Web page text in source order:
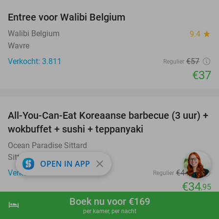
shopping_cart Boek nu
hotel Boek nu voor €169
per kamer, per nacht
Entree voor Walibi Belgium
Walibi Belgium 9.4 star
Wavre
Verkocht: 3.811
Regulier €57
€37
21%
All-You-Can-Eat Koreaanse barbecue (3 uur) +
wokbuffet + sushi + teppanyaki
Ocean Paradise Sittard
Sittard
Verkocht: 301
Regulier €44,34
€34,95
OPEN IN APP close